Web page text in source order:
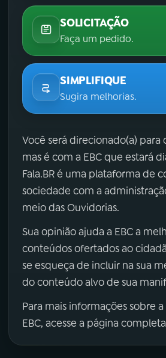
SOLICITAÇÃO
Faça um pedido.
SIMPLIFIQUE
Sugira melhorias.
Você será direcionado(a) para
mas é com a EBC que estará
Fala.BR é uma plataforma de
sociedade com a
meio das Ouvidorias.
Sua opinião ajuda a EBC a
conteúdos ofertados ao
se esqueça de incluir na sua
do conteúdo alvo de sua
Para mais informações sobre
EBC, acesse a página completa